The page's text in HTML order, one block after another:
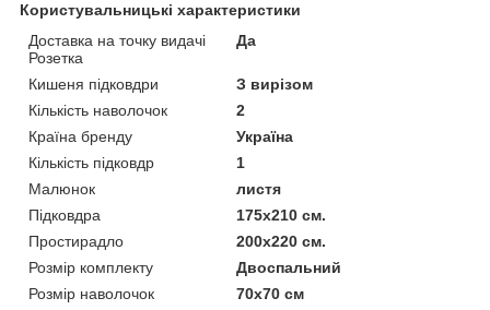
Користувальницькі характеристики
Доставка на точку видачі
Розетка
Да
Кишеня підковдри
З вирізом
Кількість наволочок
2
Країна бренду
Україна
Кількість підковдр
1
Малюнок
листя
Підковдра
175х210 см.
Простирадло
200х220 см.
Розмір комплекту
Двоспальний
Розмір наволочок
70х70 см